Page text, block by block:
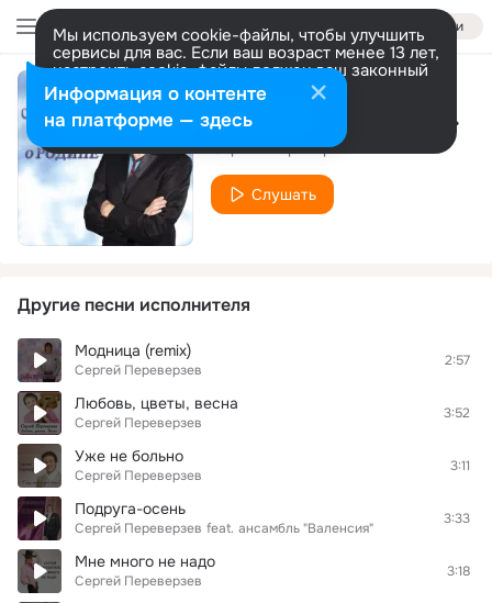
Войти
Мы используем cookie-файлы, чтобы улучшить
сервисы для вас. Если ваш возраст менее 13 лет,
настроить cookie-файлы должен ваш законный
представитель. Больше информации
Разрешить все Настроить Что может быть лучше России?
Сергей Переверзев
Слушать
Другие песни исполнителя
Модница (remix)
Сергей Переверзев
2:57
Любовь, цветы, весна
Сергей Переверзев
3:52
Уже не больно
Сергей Переверзев
3:11
Подруга-осень
Сергей Переверзев feat. ансамбль "Валенсия"
3:33
Мне много не надо
Сергей Переверзев
3:18
Информация о контенте
на платформе — здесь